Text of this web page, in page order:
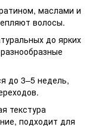
маслами и
волосы.
до ярких
до 3–5 недель,
текстура
подходит для